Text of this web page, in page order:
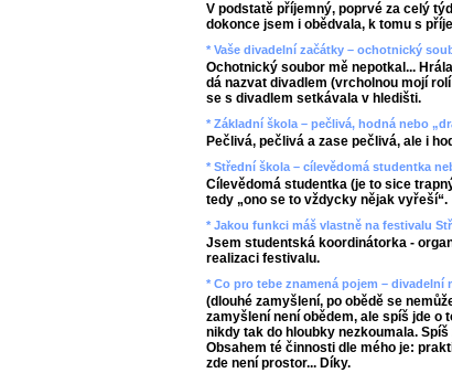
V podstatě příjemný, poprvé za celý
dokonce jsem i obědvala, k tomu s
* Vaše divadelní začátky – ochotnický
Ochotnický soubor mě nepotkal...
dá nazvat divadlem (vrcholnou mojí
se s divadlem setkávala v hledišti.
* Základní škola – pečlivá, hodná nebo
Pečlivá, pečlivá a zase pečlivá, ale i
* Střední škola – cílevědomá studentka
Cílevědomá studentka (je to sice
tedy „ono se to vždycky nějak vyřeší“.
* Jakou funkci máš vlastně na festivalu
Jsem studentská koordinátorka -
realizaci festivalu.
* Co pro tebe znamená pojem –
(dlouhé zamyšlení, po obědě se
zamyšlení není obědem, ale spíš jde
nikdy tak do hloubky nezkoumala.
Obsahem té činnosti dle mého je:
zde není prostor... Díky.